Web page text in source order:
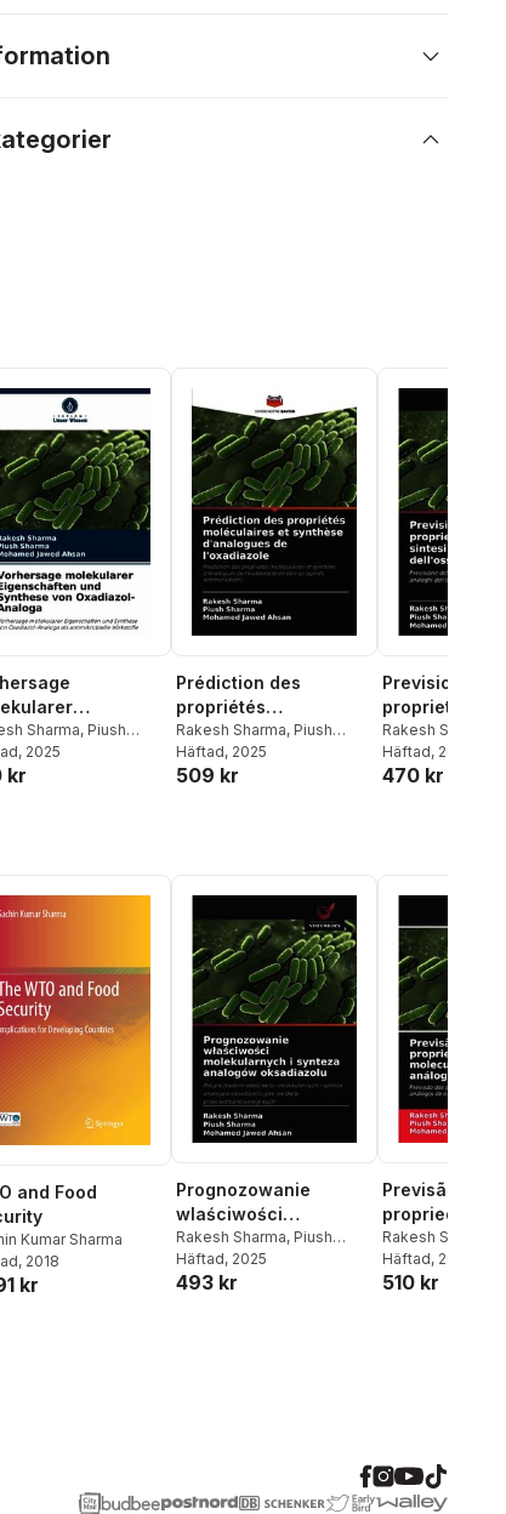
und
von
Analoga
Sharma, Piush
,Mohamed Jawed
, 2025
kr
Prédiction des
propriétés
moléculaires et
synthèse d'analogues
de l'oxadiazole
Rakesh Sharma, Piush
Sharma ,Mohamed Jawed
Ahsan
Häftad, 2025
509 kr
Previsione
proprietà
sintesi di
Rakesh Sharma
Sharma ,
Ahsan
Häftad, 2025
470 kr
and Food
Kumar Sharma
, 2018
kr
Prognozowanie
wlaściwości
molekularnych i
synteza analogów
oksadiazolu
Rakesh Sharma, Piush
Sharma ,Mohamed Jawed
Ahsan
Häftad, 2025
493 kr
Previsão das
propriedades
moleculares
de análogos
oxadiazol
Rakesh Sharma
Sharma ,
Ahsan
Häftad, 2025
510 kr